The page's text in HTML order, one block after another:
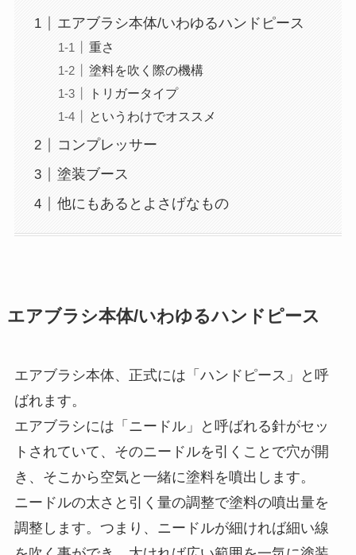
エアブラシ本体/いわゆるハンドピース
重さ
塗料を吹く際の機構
トリガータイプ
というわけでオススメ
コンプレッサー
塗装ブース
他にもあるとよさげなもの
エアブラシ本体/いわゆるハンドピース
エアブラシ本体、正式には「ハンドピース」と呼
ばれます。
エアブラシには「ニードル」と呼ばれる針がセッ
トされていて、そのニードルを引くことで穴が開
き、そこから空気と一緒に塗料を噴出します。
ニードルの太さと引く量の調整で塗料の噴出量を
調整します。つまり、ニードルが細ければ細い線